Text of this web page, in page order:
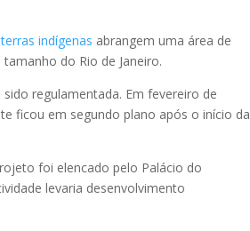
indígenas abrangem uma área de
do Rio de Janeiro.
regulamentada. Em fevereiro de
ficou em segundo plano após o início da
foi elencado pelo Palácio do
levaria desenvolvimento